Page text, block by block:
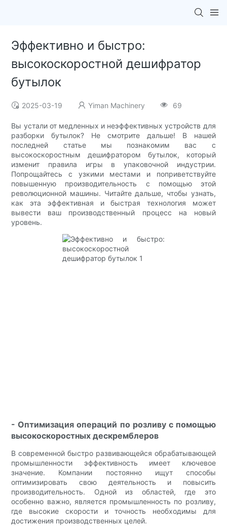
Эффективно и быстро:
высокоскоростной дешифратор
бутылок
2025-03-19 Yiman Machinery 69
Вы устали от медленных и неэффективных устройств для
разборки бутылок? Не смотрите дальше! В нашей
последней статье мы познакомим вас с
высокоскоростным дешифратором бутылок, который
изменит правила игры в упаковочной индустрии.
Попрощайтесь с узкими местами и поприветствуйте
повышенную производительность с помощью этой
революционной машины. Читайте дальше, чтобы узнать,
как эта эффективная и быстрая технология может
вывести ваш производственный процесс на новый
уровень.
- Оптимизация операций по розливу с помощью
высокоскоростных дескремблеров
В современной быстро развивающейся обрабатывающей
промышленности эффективность имеет ключевое
значение. Компании постоянно ищут способы
оптимизировать свою деятельность и повысить
производительность. Одной из областей, где это
особенно важно, является промышленность по розливу,
где высокие скорости и точность необходимы для
достижения производственных целей.